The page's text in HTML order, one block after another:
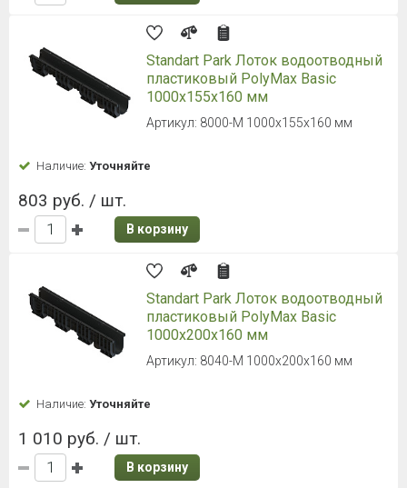
Standart Park Лоток водоотводный
пластиковый PolyMax Basic
1000х155х160 мм
Артикул: 8000-М 1000х155х160 мм
Наличие: Уточняйте
803 руб. / шт.
В корзину
Standart Park Лоток водоотводный
пластиковый PolyMax Basic
1000х200х160 мм
Артикул: 8040-М 1000х200х160 мм
Наличие: Уточняйте
1 010 руб. / шт.
В корзину